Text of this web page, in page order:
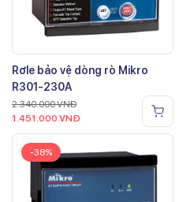
Rơle bảo vệ dòng rò Mikro
R301-230A
2.340.000VNĐ
1.451.000 VNĐ
-38%